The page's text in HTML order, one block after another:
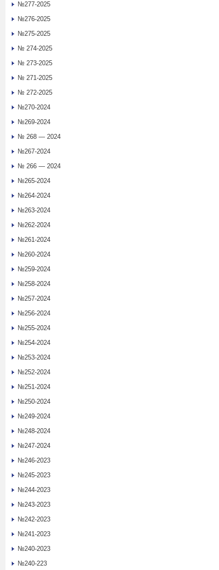
№277-2025
№276-2025
№275-2025
№ 274-2025
№ 273-2025
№ 271-2025
№ 272-2025
№270-2024
№269-2024
№ 268 — 2024
№267-2024
№ 266 — 2024
№265-2024
№264-2024
№263-2024
№262-2024
№261-2024
№260-2024
№259-2024
№258-2024
№257-2024
№256-2024
№255-2024
№254-2024
№253-2024
№252-2024
№251-2024
№250-2024
№249-2024
№248-2024
№247-2024
№246-2023
№245-2023
№244-2023
№243-2023
№242-2023
№241-2023
№240-2023
№240-223